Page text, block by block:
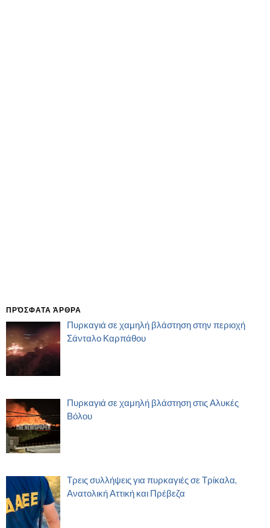
ΠΡΌΣΦΑΤΑ ΆΡΘΡΑ
Πυρκαγιά σε χαμηλή βλάστηση στην περιοχή
Σάνταλο Καρπάθου
Πυρκαγιά σε χαμηλή βλάστηση στις Αλυκές
Βόλου
Τρεις συλλήψεις για πυρκαγιές σε Τρίκαλα,
Ανατολική Αττική και Πρέβεζα